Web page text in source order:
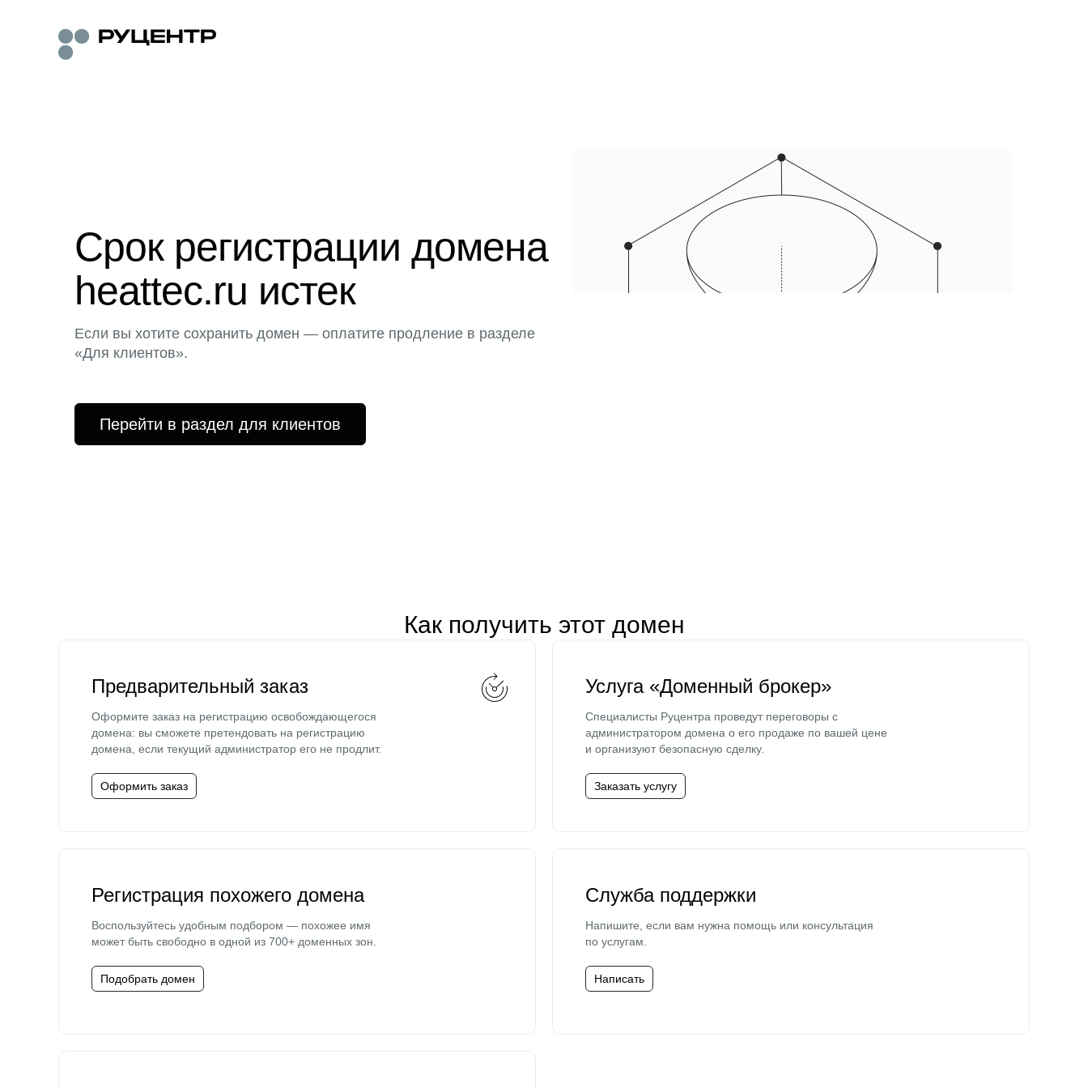
Срок регистрации домена
heattec.ru истек
Если вы хотите сохранить домен — оплатите продление в разделе
«Для клиентов».
Перейти в раздел для клиентов
Как получить этот домен
Предварительный заказ
Оформите заказ на регистрацию освобождающегося
домена: вы сможете претендовать на регистрацию
домена, если текущий администратор его не продлит.
Оформить заказ
Услуга «Доменный брокер»
Специалисты Руцентра проведут переговоры с
администратором домена о его продаже по вашей цене
и организуют безопасную сделку.
Заказать услугу
Регистрация похожего домена
Воспользуйтесь удобным подбором — похожее имя
может быть свободно в одной из 700+ доменных зон.
Подобрать домен
Служба поддержки
Напишите, если вам нужна помощь или консультация
по услугам.
Написать